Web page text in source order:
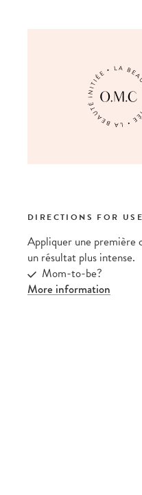
DIRECTIONS FOR USE
Appliquer une première
un résultat plus intense.
Mom-to-be?
More information